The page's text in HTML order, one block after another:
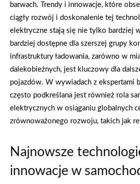
barwach. Trendy i innowacje, które
ciągły rozwój i doskonalenie tej
elektryczne stają się nie tylko bardziej
bardziej dostępne dla szerszej grupy
infrastruktury ładowania, zarówno w
dalekobieżnych, jest kluczowy dla
pojazdów. W wywiadach z ekspertami
często podkreślana jest również rola
elektrycznych w osiąganiu globalnych
zrównoważonego rozwoju, takich jak
Najnowsze
innowacje w